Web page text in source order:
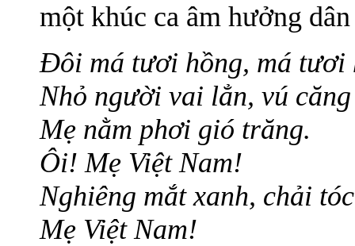
một khúc ca âm hưởng
Đôi má tươi hồng, má tươi
Nhỏ người vai lẳn, vú
Mẹ nằm phơi gió trăng.
Ôi! Mẹ Việt Nam!
Nghiêng mắt xanh, chải
Mẹ Việt Nam!